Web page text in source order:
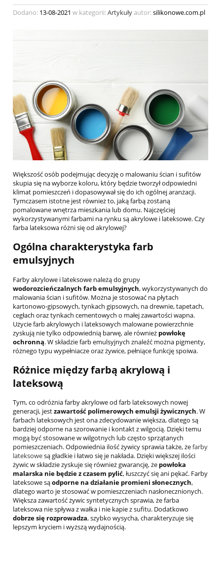
Dodano: 13-08-2021 w kategorii:Artykułyautor:silikonowe.com.pl
Większość osób podejmując decyzję o malowaniu ścian i sufitów
skupia się na wyborze koloru, który będzie tworzył odpowiedni
klimat pomieszczeń i dopasowywał się do ich ogólnej aranżacji.
Tymczasem istotne jest również to, jaką farbą zostaną
pomalowane wnętrza mieszkania lub domu. Najczęściej
wykorzystywanymi farbami na rynku są akrylowe i lateksowe. Czy
farba lateksowa różni się od akrylowej?
Ogólna charakterystyka farb
emulsyjnych
Farby akrylowe i lateksowe należą do grupy
wodorozcieńczalnych farb emulsyjnych, wykorzystywanych do
malowania ścian i sufitów. Można je stosować na płytach
kartonowo-gipsowych, tynkach gipsowych, na drewnie, tapetach,
cegłach oraz tynkach cementowych o małej zawartości wapna.
Użycie farb akrylowych i lateksowych malowane powierzchnie
zyskują nie tylko odpowiednią barwę, ale również powłokę
ochronną. W składzie farb emulsyjnych znaleźć można pigmenty,
różnego typu wypełniacze oraz żywice, pełniące funkcję spoiwa.
Różnice między farbą akrylową i
lateksową
Tym, co odróżnia farby akrylowe od farb lateksowych nowej
generacji, jestzawartość polimerowych emulsji żywicznych. W
farbach lateksowych jest ona zdecydowanie większa, dlatego są
bardziej odporne na szorowanie i kontakt z wilgocią. Dzięki temu
mogą być stosowane w wilgotnych lub często sprzątanych
pomieszczeniach. Odpowiednia ilość żywicy sprawia także, żefarby
lateksowesą gładkie i łatwo się je nakłada. Dzięki większej ilości
żywic w składzie zyskuje się również gwarancję, że powłoka
malarska nie będzie z czasem pylić, łuszczyć się ani pękać. Farby
lateksowe sąodporne na działanie promieni słonecznych,
dlatego warto je stosować w pomieszczeniach nasłonecznionych.
Większa zawartość żywic syntetycznych sprawia, że farba
lateksowa nie spływa z wałka i nie kapie z sufitu. Dodatkowo
dobrze się rozprowadza, szybko wysycha, charakteryzuje się
lepszym kryciem i wyższą wydajnością.